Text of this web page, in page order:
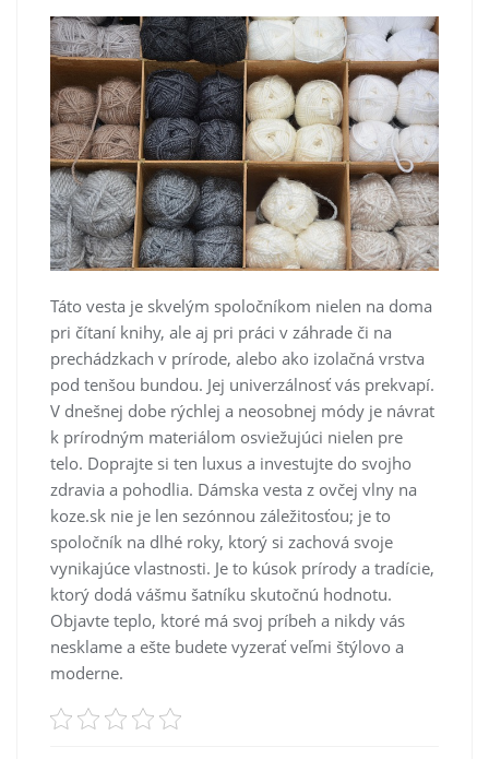
Táto vesta je skvelým spoločníkom nielen na doma
pri čítaní knihy, ale aj pri práci v záhrade či na
prechádzkach v prírode, alebo ako izolačná vrstva
pod tenšou bundou. Jej univerzálnosť vás prekvapí.
V dnešnej dobe rýchlej a neosobnej módy je návrat
k prírodným materiálom osviežujúci nielen pre
telo. Doprajte si ten luxus a investujte do svojho
zdravia a pohodlia. Dámska vesta z ovčej vlny na
koze.sk nie je len sezónnou záležitosťou; je to
spoločník na dlhé roky, ktorý si zachová svoje
vynikajúce vlastnosti. Je to kúsok prírody a tradície,
ktorý dodá vášmu šatníku skutočnú hodnotu.
Objavte teplo, ktoré má svoj príbeh a nikdy vás
nesklame a ešte budete vyzerať veľmi štýlovo a
moderne.